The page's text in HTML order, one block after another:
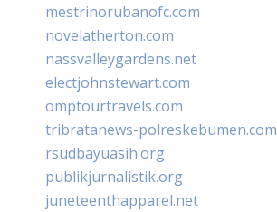
mestrinorubanofc.com
novelatherton.com
nassvalleygardens.net
electjohnstewart.com
omptourtravels.com
tribratanews-polreskebumen.com
rsudbayuasih.org
publikjurnalistik.org
juneteenthapparel.net